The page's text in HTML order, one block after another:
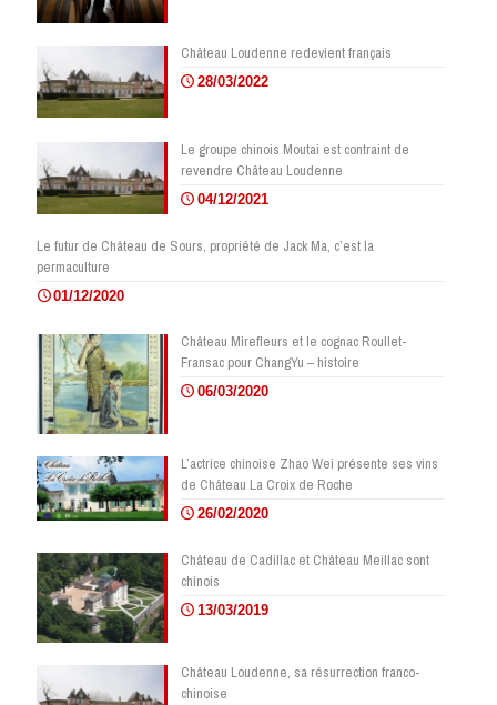
Château Loudenne redevient français
28/03/2022
Le groupe chinois Moutai est contraint de
revendre Château Loudenne
04/12/2021
Le futur de Château de Sours, propriété de Jack Ma, c’est la
permaculture
01/12/2020
Château Mirefleurs et le cognac Roullet-
Fransac pour ChangYu – histoire
06/03/2020
L’actrice chinoise Zhao Wei présente ses vins
de Château La Croix de Roche
26/02/2020
Château de Cadillac et Château Meillac sont
chinois
13/03/2019
Château Loudenne, sa résurrection franco-
chinoise